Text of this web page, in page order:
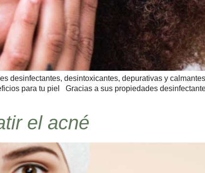
desinfectantes, desintoxicantes, depurativas y
para tu piel Gracias a sus propiedades
el acné